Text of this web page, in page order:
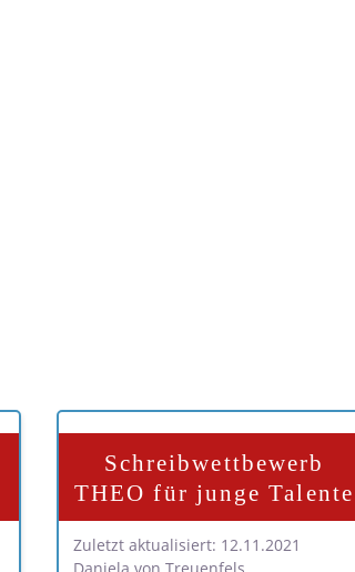
Schreibwettbewerb
THEO für junge Talente
Zuletzt aktualisiert: 12.11.2021